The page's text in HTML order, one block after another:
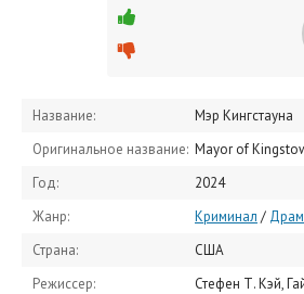
Название:
Мэр Кингстауна
Оригинальное название: Mayor of
Год:
2024
Жанр:
Криминал /
Страна:
США
Режиссер:
Стефен Т. Кэй, Гай